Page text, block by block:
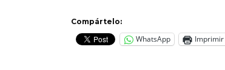
Compártelo:
WhatsApp Imprimir